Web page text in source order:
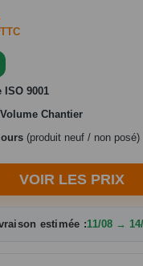
TTC
ISO 9001
Chantier
(produit neuf / non posé)
VOIR LES PRIX
estimée :11/08 →